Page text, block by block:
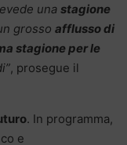
una stagione
grosso afflusso di
stagione per le
, prosegue il
. In programma,
e